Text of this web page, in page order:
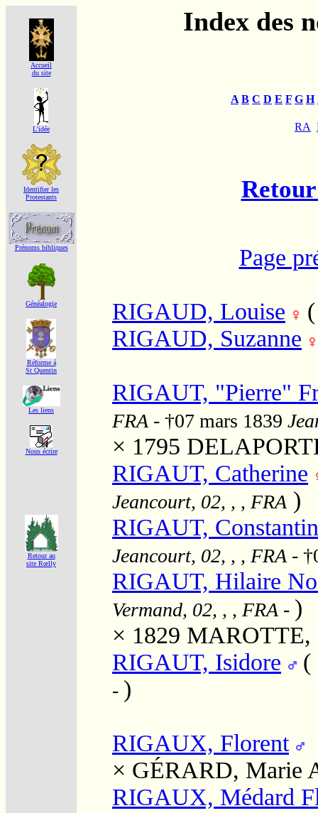
Accueil
du site
L'idée
Identifier les
Protestants
Prénoms bibliques
Généalogie
Réforme á
St Quentin
Les liens
Nous écrire
Retour au
site Rœlly
Index des
A B C D E F G H
RA
Page
RIGAUD, Louise
RIGAUD, Suzanne
RIGAUT, "Pierre"
FRA - †07 mars 1839
× 1795
RIGAUT, Catherine
Jeancourt, 02, , , FRA )
RIGAUT,
Jeancourt, 02, , , FRA -
RIGAUT, Hilaire
Vermand, 02, , , FRA - )
× 1829 MAROTTE,
RIGAUT, Isidore
(
- )
RIGAUX, Florent
× GÉRARD, Marie
RIGAUX, Médard